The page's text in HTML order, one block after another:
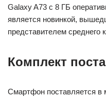
Galaxy A73 с 8 ГБ
является новинкой,
представителем среднего
Комплект
Смартфон поставляется в